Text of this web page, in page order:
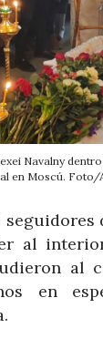
Navalny
en Moscú. Foto/
seguidores
al
al
en